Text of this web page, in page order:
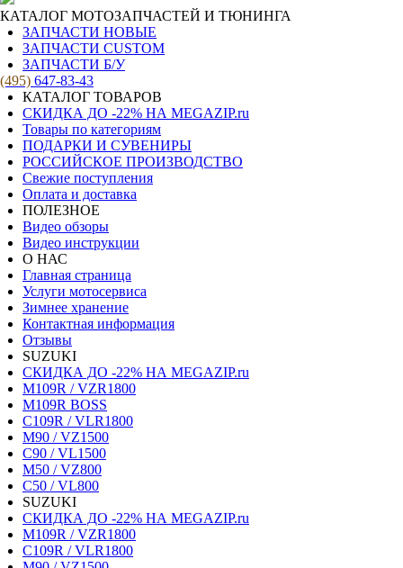
КАТАЛОГ МОТОЗАПЧАСТЕЙ И ТЮНИНГА
ЗАПЧАСТИ НОВЫЕ
ЗАПЧАСТИ CUSTOM
ЗАПЧАСТИ Б/У
(495) 647-83-43
КАТАЛОГ ТОВАРОВ
СКИДКА ДО -22% НА MEGAZIP.ru
Товары по категориям
ПОДАРКИ И СУВЕНИРЫ
РОССИЙСКОЕ ПРОИЗВОДСТВО
Свежие поступления
Оплата и доставка
ПОЛЕЗНОЕ
Видео обзоры
Видео инструкции
О НАС
Главная страница
Услуги мотосервиса
Зимнее хранение
Контактная информация
Отзывы
SUZUKI
СКИДКА ДО -22% НА MEGAZIP.ru
M109R / VZR1800
M109R BOSS
C109R / VLR1800
M90 / VZ1500
C90 / VL1500
M50 / VZ800
C50 / VL800
SUZUKI
СКИДКА ДО -22% НА MEGAZIP.ru
M109R / VZR1800
C109R / VLR1800